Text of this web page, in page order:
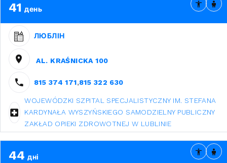
41 день
ЛЮБЛІН
AL. KRAŚNICKA 100
815 374 171,815 322 630
WOJEWÓDZKI SZPITAL SPECJALISTYCZNY IM. STEFANA
KARDYNAŁA WYSZYŃSKIEGO SAMODZIELNY PUBLICZNY
ZAKŁAD OPIEKI ZDROWOTNEJ W LUBLINIE
44 дні